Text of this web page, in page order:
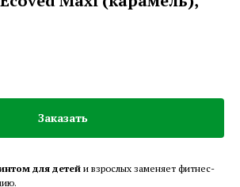
Заказать
для детей и взрослых заменяет фитнес-